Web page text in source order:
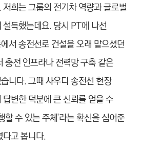
희는 그룹의 전기차 역량과 글로벌
득했는데요. 당시 PT에 나선
서 송전선로 건설을 오래 맡으셨던
충전 인프라나 전력망 구축 같은
니다. 그때 사우디 송전선 현장
변한 덕분에 큰 신뢰를 얻을 수
할 수 있는 주체’라는 확신을 심어준
고 봅니다.